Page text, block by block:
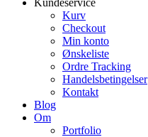
Kurv
Checkout
Min konto
Ønskeliste
Ordre Tracking
Handelsbetingelser
Kontakt
Blog
Om
Portfolio